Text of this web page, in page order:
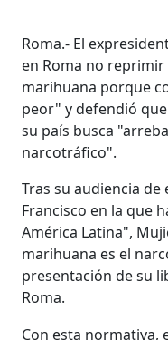
Roma.- El
en Roma no
marihuana porque
peor" y defendió
su país busca
narcotráfico".
Tras su audiencia de
Francisco en la que
América Latina",
marihuana es el
presentación de su
Roma.
Con esta normativa,